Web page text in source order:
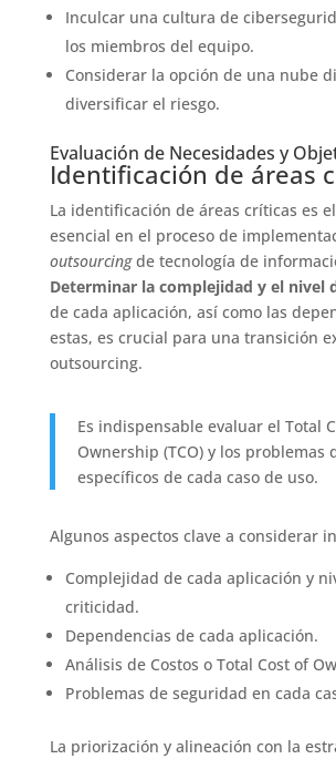
Inculcar una cultura de
los miembros del equipo.
Considerar la opción de una nube
diversificar el riesgo.
Evaluación de Necesidades y
Identificación de áreas
La identificación de áreas críticas es
esencial en el proceso de
outsourcingde tecnología de
Determinar la complejidad y el nivel
de cada aplicación, así como las
estas, es crucial para una transición
outsourcing.
Es indispensable evaluar el Total
Ownership (TCO) y los problemas
específicos de cada caso de uso.
Algunos aspectos clave a considerar
Complejidad de cada aplicación y
criticidad.
Dependencias de cada aplicación.
Análisis de Costos o Total Cost of
Problemas de seguridad en cada
La priorización y alineación con la